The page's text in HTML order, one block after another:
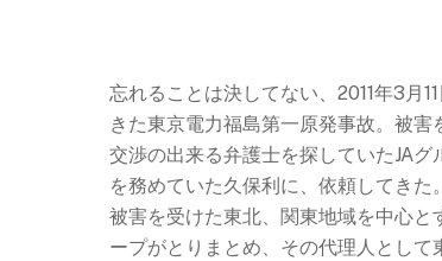
忘れることは決してない、2011年3月
きた東京電力福島第一原発事故。被
交渉の出来る弁護士を探していたJA
を務めていた久保利に、依頼してき
被害を受けた東北、関東地域を中心
ープがとりまとめ、その代理人とし